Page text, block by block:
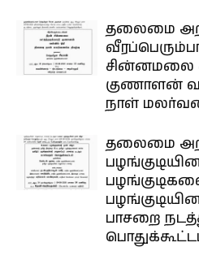
தலைமை
சின்னமலை
குணாளன்
நாள்
தலைமை
பாசறை